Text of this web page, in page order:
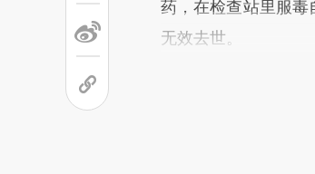
药，在检查站里服
无效去世。